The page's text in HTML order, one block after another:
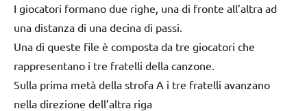
I giocatori formano due righe, una di fronte all’altra ad
una distanza di una decina di passi.
Una di queste file è composta da tre giocatori che
rappresentano i tre fratelli della canzone.
Sulla prima metà della strofa A i tre fratelli avanzano
nella direzione dell’altra riga